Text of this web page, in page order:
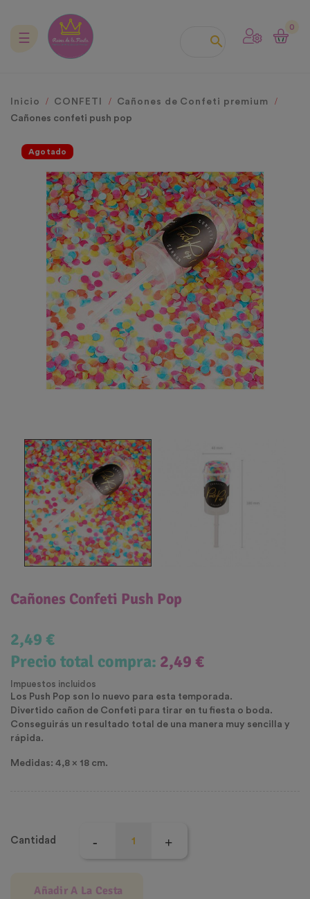

0
Navegación
☰
Inicio CONFETI
Cañones de Confeti premium
Cañones confeti push pop
Agotado
Cañones Confeti Push Pop
2,49 €
Precio total compra: 2,49 €
Impuestos incluidos
Los Push Pop son lo nuevo para esta temporada.
Divertido cañon de Confeti para tirar en tu fiesta o boda.
Conseguirás un resultado total de una manera muy sencilla y
rápida.
Medidas: 4,8 x 18 cm.
Cantidad
Añadir A La Cesta